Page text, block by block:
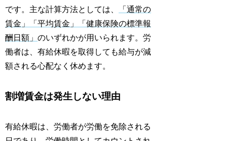
です。主な計算方法としては、
「通常の
賃金」「平均賃金」「健康保険の標準報
酬日額」のいずれかが用いられます。労
働者は、有給休暇を取得しても給与が減
額される心配なく休めます。
割増賃金は発生しない理由
有給休暇は、労働者が労働を免除される